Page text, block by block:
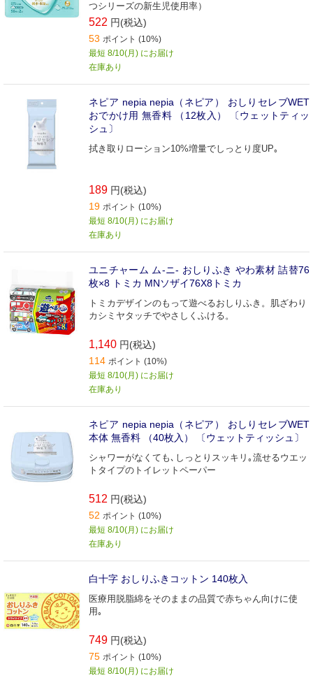
つシリーズの新生児使用率）
522 円(税込)
53 ポイント (10%)
最短 8/10(月) にお届け
在庫あり
ネピア nepia nepia（ネピア） おしりセレブWET
おでかけ用 無香料 （12枚入） 〔ウェットティッ
シュ〕
拭き取りローション10%増量でしっとり度UP｡
189 円(税込)
19 ポイント (10%)
最短 8/10(月) にお届け
在庫あり
ユニチャーム ム-ニ- おしりふき やわ素材 詰替76
枚×8 トミカ MNソザイ76X8トミカ
トミカデザインのもって遊べるおしりふき。肌ざわり
カシミヤタッチでやさしくふける。
1,140 円(税込)
114 ポイント (10%)
最短 8/10(月) にお届け
在庫あり
ネピア nepia nepia（ネピア） おしりセレブWET
本体 無香料 （40枚入） 〔ウェットティッシュ〕
シャワーがなくても､しっとりスッキリ｡流せるウエッ
トタイプのトイレットペーパー
512 円(税込)
52 ポイント (10%)
最短 8/10(月) にお届け
在庫あり
白十字 おしりふきコットン 140枚入
医療用脱脂綿をそのままの品質で赤ちゃん向けに使
用｡
749 円(税込)
75 ポイント (10%)
最短 8/10(月) にお届け